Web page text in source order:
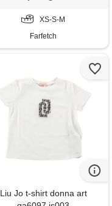
XS-S-M
Farfetch
Liu Jo t-shirt donna art